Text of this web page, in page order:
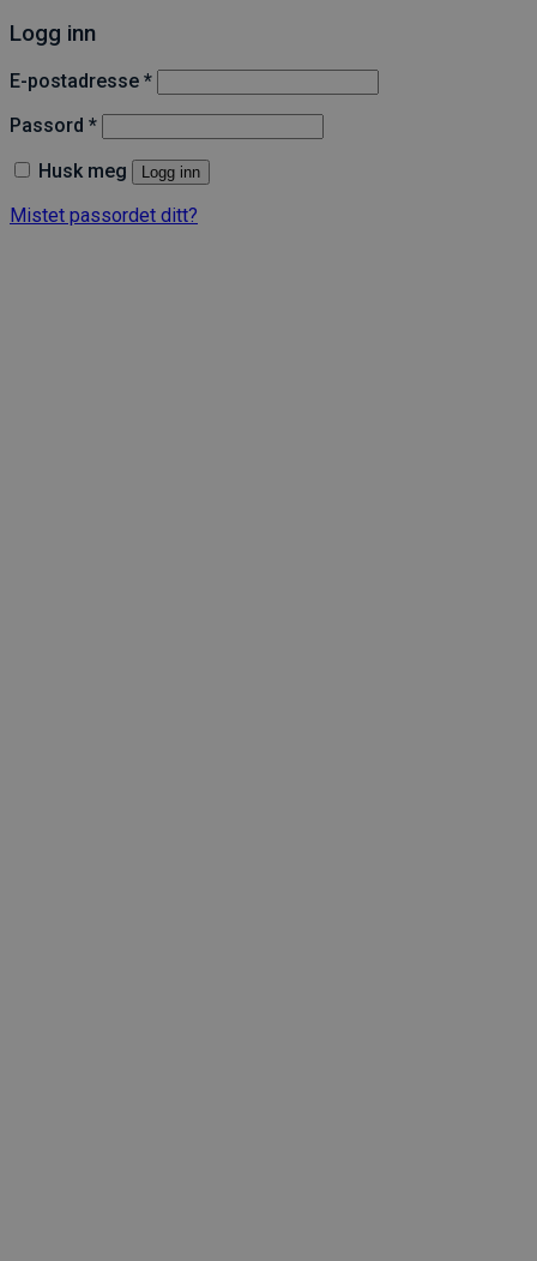
Logg inn
E-postadresse *Påkrevd
Passord *Påkrevd
Husk meg Logg inn
Mistet passordet ditt?